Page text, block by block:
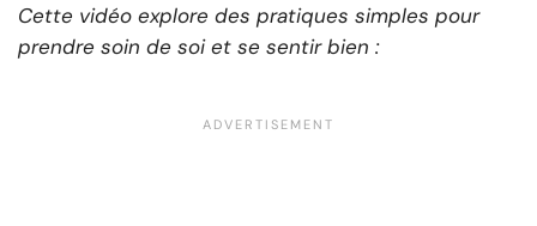
Cette vidéo explore des pratiques simples pour
prendre soin de soi et se sentir bien :